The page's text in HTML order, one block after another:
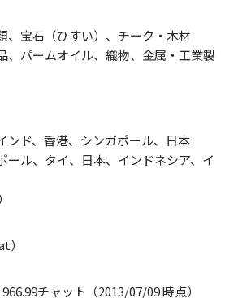
、宝石（ひすい）、チーク・木材
、パームオイル、織物、金属・工業製
ンド、香港、シンガポール、日本
ール、タイ、日本、インドネシア、イ
）
966.99チャット（2013/07/09 時点）